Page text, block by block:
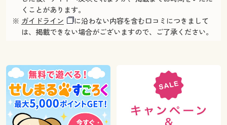
くことがあります。
※ ガイドライン
に沿わない内容を含む口コミにつきまして
は、掲載できない場合がございますので、ご了承ください。